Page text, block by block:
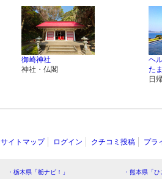
御崎神社
神社・仏閣
ヘ
た
日
サイトマップ ログイン クチコミ投稿 プラ
・栃木県「栃ナビ！」
・熊本県「